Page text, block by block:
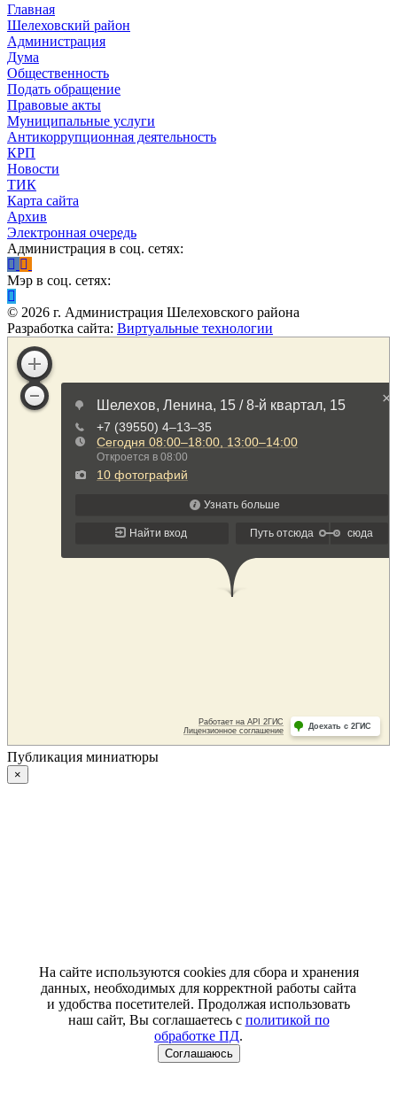
Главная
Шелеховский район
Администрация
Дума
Общественность
Подать обращение
Правовые акты
Муниципальные услуги
Антикоррупционная деятельность
КРП
Новости
ТИК
Карта сайта
Архив
Электронная очередь
Администрация в соц. сетях:
Мэр в соц. сетях:
© 2026 г. Администрация Шелеховского района
Разработка сайта: Виртуальные технологии
Публикация миниатюры
×
На сайте используются cookies для сбора и хранения
данных, необходимых для корректной работы сайта
и удобства посетителей. Продолжая использовать
наш сайт, Вы соглашаетесь с политикой по
обработке ПД.
Соглашаюсь